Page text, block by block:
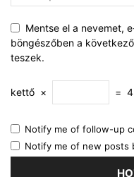
Mentse el a nevemet,
böngészőben a
teszek.
kettő × = 4
Notify me of follow-up
Notify me of new posts